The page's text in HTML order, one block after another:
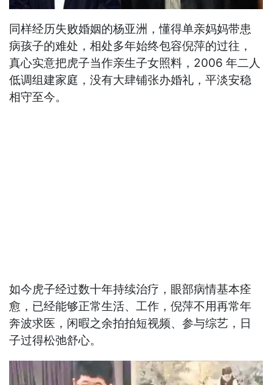
同样经历失败婚姻的杨亚洲，懂得单亲妈妈带患
病孩子的难处，相处多年始终包容倪萍的过往，
真心实意把虎子当作亲生子女照料，2006 年二人
低调组建家庭，没有大肆铺张办婚礼，平淡安稳
相守至今。
如今虎子经过数十年持续治疗，眼部病情基本痊
愈，已经能够正常生活、工作，倪萍不用再常年
奔波求医，闲暇之余拍拍短视频、参与综艺，日
子过得松弛舒心。